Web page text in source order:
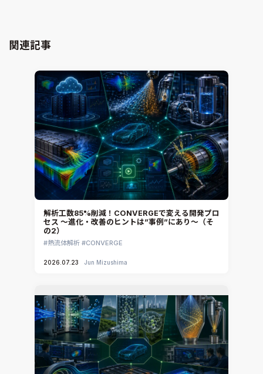
CAD連携・CAE業務支援
MBDプロセス構築コンサルティング
CAEエンジニアリングコンサルティング
音響設計
CAE分野におけるAIコンサルティング
システム構築と開発
Virtual Environment
CONVERGE
iconCFD
SIMULIA Abaqus Unified FEA
Simcenter Flotherm
Simcenter Flotherm XT
Ansys Electronics
DEMITASNX
Simcenter 3D Acoustics
Rocky
CATIA V5 Analysis
3DEXPERIENCE SIMULIA
ennovaCFD
MpCCI
Ansys Granta MI
Ansys Granta Selector
関連記事
解析工数85%削減！CONVERGEで変える開発プロ
セス ～進化・改善のヒントは”事例”にあり～（そ
の2）
熱流体解析 CONVERGE
2026.07.23 Jun Mizushima